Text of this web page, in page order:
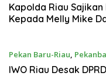
Kapolda Riau
Kepada Melly Mike
Pekan Baru-Riau,
IWO Riau Desak